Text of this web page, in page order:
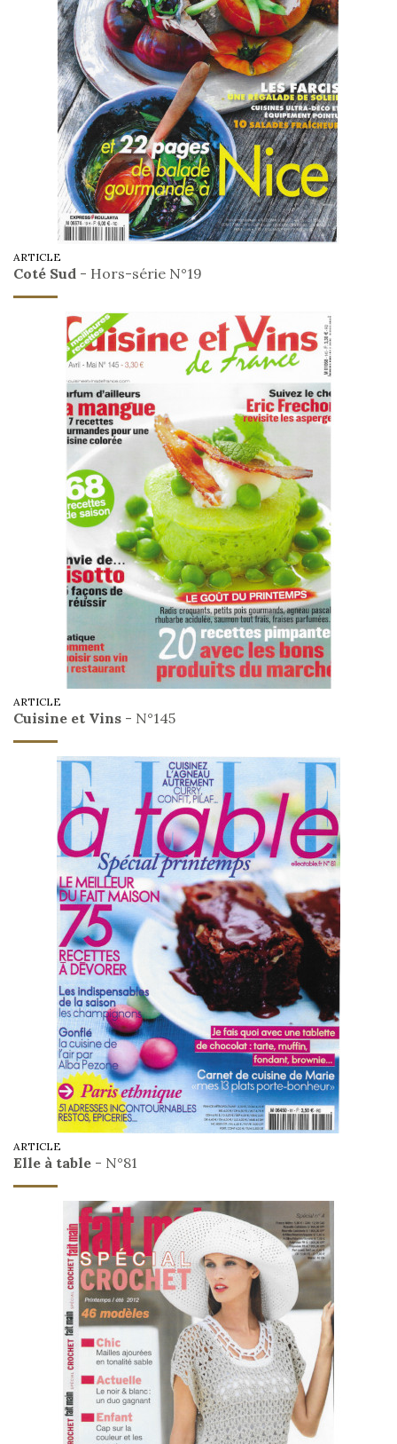
ARTICLE
Coté Sud - Hors-série N°19
ARTICLE
Cuisine et Vins - N°145
ARTICLE
Elle à table - N°81